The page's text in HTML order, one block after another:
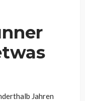
Jahren